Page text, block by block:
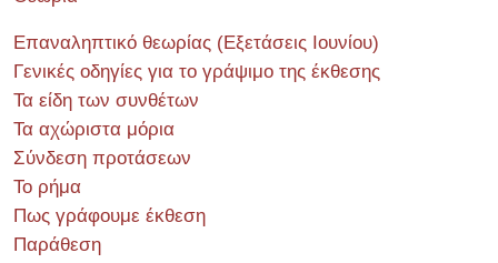
Επαναληπτικό θεωρίας (Εξετάσεις Ιουνίου)
Γενικές οδηγίες για το γράψιμο της έκθεσης
Τα είδη των συνθέτων
Τα αχώριστα μόρια
Σύνδεση προτάσεων
Το ρήμα
Πως γράφουμε έκθεση
Παράθεση